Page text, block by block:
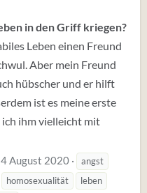
in den Griff kriegen?
Leben einen Freund
Aber mein Freund
hübscher und er hilft
ist es meine erste
ich ihm vielleicht mit
August 2020
angst
homosexualität
leben